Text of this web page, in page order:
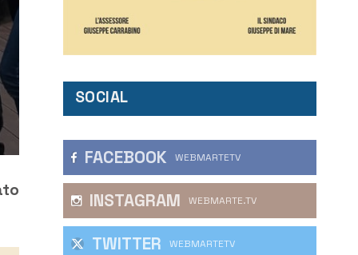
SOCIAL
FACEBOOK WEBMARTETV
INSTAGRAM WEBMARTE.TV
TWITTER WEBMARTETV